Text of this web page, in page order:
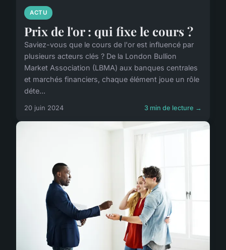
ACTU
Prix de l'or : qui fixe le cours ?
Saviez-vous que le cours de l'or est influencé par
plusieurs acteurs clés ? De la London Bullion
Market Association (LBMA) aux banques centrales
et marchés financiers, chaque élément joue un rôle
déte...
20 juin 2024 3 min de lecture →